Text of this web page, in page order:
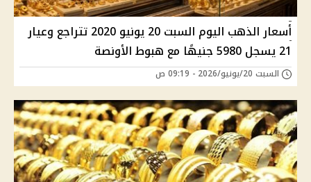
أسعار الذهب اليوم السبت 20 يونيو 2020 تتراجع وعيار
21 يسجل 5980 جنيهًا مع هبوط الأونصة
السبت 20/يونيو/2026 - 09:19 ص